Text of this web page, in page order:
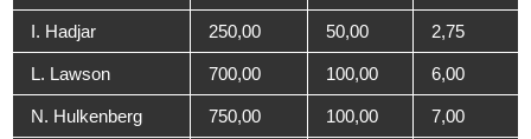
I. Hadjar 250,00 50,00 2,75
L. Lawson 700,00 100,00 6,00
N. Hulkenberg 750,00 100,00 7,00